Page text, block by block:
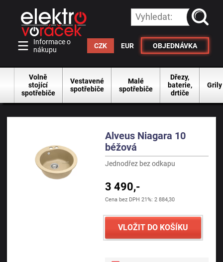
Informace o
nákupu
CZK EUR OBJEDNÁVKA
Volně
stojící
spotřebiče
Vestavené
spotřebiče
Malé
spotřebiče
Dřezy,
baterie,
drtiče
Grily
Alveus Niagara 10
béžová
Jednodřez bez odkapu
3 490,-
Cena bez DPH 21%: 2 884,30
VLOŽIT DO KOŠÍKU